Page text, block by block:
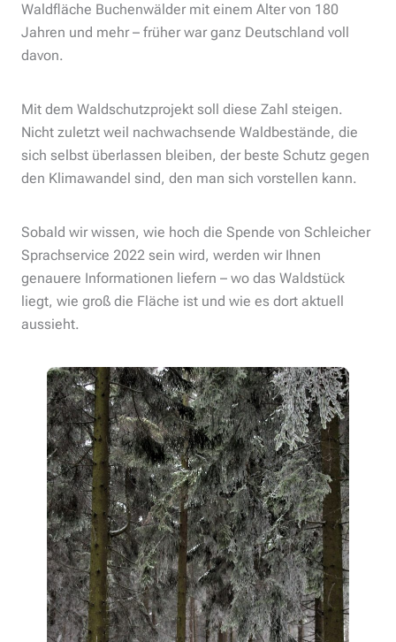
Waldfläche Buchenwälder mit einem Alter von 180
Jahren und mehr – früher war ganz Deutschland voll
davon.
Mit dem Waldschutzprojekt soll diese Zahl steigen.
Nicht zuletzt weil nachwachsende Waldbestände, die
sich selbst überlassen bleiben, der beste Schutz gegen
den Klimawandel sind, den man sich vorstellen kann.
Sobald wir wissen, wie hoch die Spende von Schleicher
Sprachservice 2022 sein wird, werden wir Ihnen
genauere Informationen liefern – wo das Waldstück
liegt, wie groß die Fläche ist und wie es dort aktuell
aussieht.